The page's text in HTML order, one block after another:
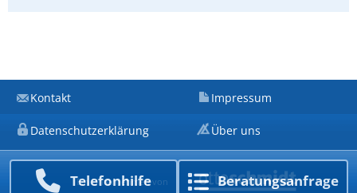
Telefon­hilfe Beratungs­anfrage
Kontakt Impressum
Datenschutzerklärung Über uns
Ein Unternehmen von